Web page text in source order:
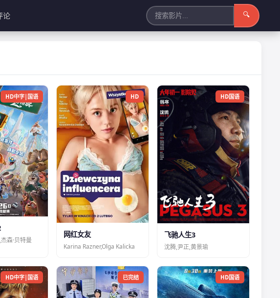
论 🔍
HD中字|国语
森·贝特曼
HD
网红女友
Karina Razner,Olga Kalicka
HD国语
飞驰人生3
沈腾,尹正,黄景瑜
HD中字|国语 已完结 HD国语